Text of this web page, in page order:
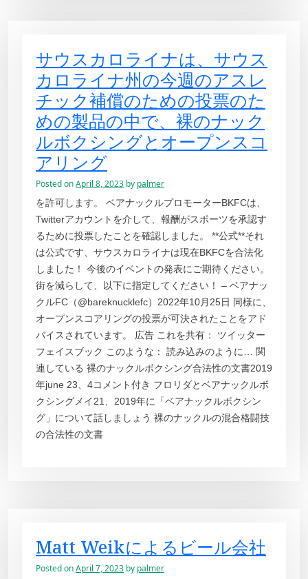
サウスカロライナは、サウス
カロライナ州の今週のアスレ
チック補償のための投票のた
めの製品の中で、裸のナック
ルボクシングとオープンスコ
アリング
Posted onApril 8, 2023 by palmer
を許可します。 ベアナックルプロモーターBKFCは、
Twitterアカウントを介して、報酬がスポーツを承認す
るために投票したことを確認しました。 **公式**それ
は公式です、サウスカロライナは現在BKFCを合法化
しました！ 今後のイベントの発表にご期待ください。
街を減らして、以下に指定してください！ – ベアナッ
クルFC（@bareknucklefc）2022年10月25日 同様に、
オープンスコアリングの投票が可決されたことをアド
バイスされています。 広告 これを共有： ツイッター
フェイスブック このような： 読み込みのように… 関
連している 裸のナックルボクシング合法性の文書2019
年june 23、4コメント付き フロリダとベアナックルボ
クシングメイ21、2019年に「ベアナックルボクシン
グ」について話しましょう 裸のナックルの混合格闘技
の合法性の文書
Matt Weikによるビール会社
Posted onApril 7, 2023 by palmer